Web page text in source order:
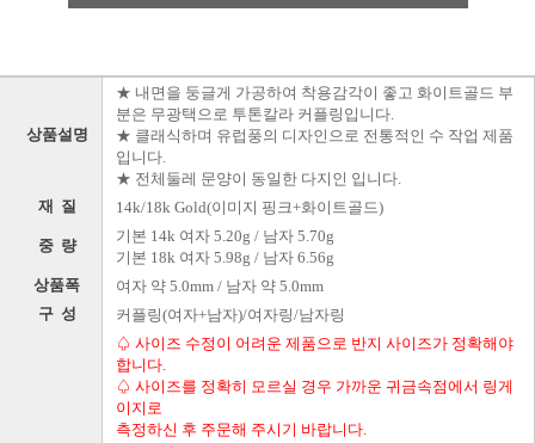
상품설명
★ 내면을 둥글게 가공하여 착용감각이 좋고 화이트골드 부
분은 무광택으로 투톤칼라 커플링입니다.
★ 클래식하며 유럽풍의 디자인으로 전통적인 수 작업 제품
입니다.
★ 전체둘레 문양이 동일한 다지인 입니다.
재 질 14k/18k Gold(이미지 핑크+화이트골드)
중 량
기본 14k 여자 5.20g / 남자 5.70g
기본 18k 여자 5.98g / 남자 6.56g
상품폭 여자 약 5.0mm / 남자 약 5.0mm
구 성 커플링(여자+남자)/여자링/남자링
♤ 사이즈 수정이 어려운 제품으로 반지 사이즈가 정확해야
합니다.
♤ 사이즈를 정확히 모르실 경우 가까운 귀금속점에서 링게
이지로
측정하신 후 주문해 주시기 바랍니다.